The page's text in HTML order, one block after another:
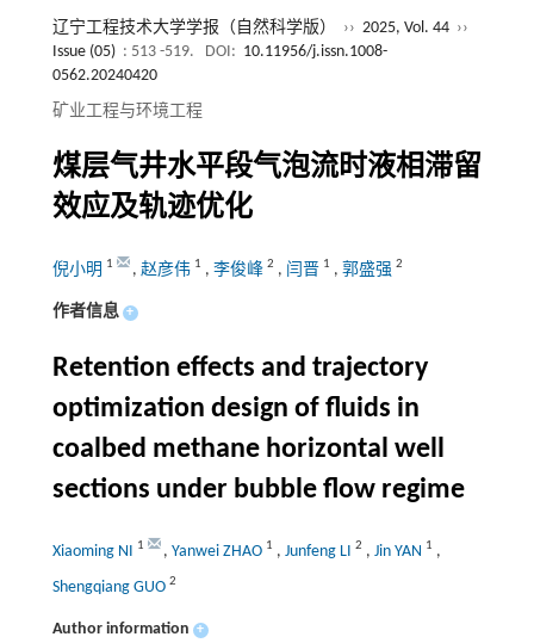
辽宁工程技术大学学报（自然科学版） ›› 2025, Vol. 44 ››
Issue (05) : 513 -519. DOI: 10.11956/j.issn.1008-
0562.20240420
矿业工程与环境工程
煤层气井水平段气泡流时液相滞留
效应及轨迹优化
倪小明 1 , 赵彦伟 1 , 李俊峰 2 , 闫晋 1 , 郭盛强 2
作者信息 +
Retention effects and trajectory
optimization design of fluids in
coalbed methane horizontal well
sections under bubble flow regime
Xiaoming NI 1 , Yanwei ZHAO 1 , Junfeng LI 2 , Jin YAN 1 ,
Shengqiang GUO 2
Author information +